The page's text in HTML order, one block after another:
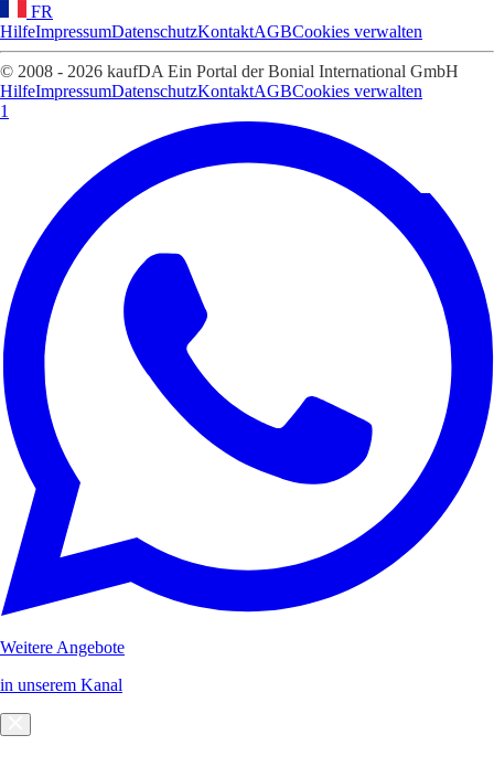
FR
HilfeImpressumDatenschutzKontaktAGBCookies verwalten
© 2008 - 2026 kaufDA Ein Portal der Bonial International GmbH
HilfeImpressumDatenschutzKontaktAGBCookies verwalten
1
Weitere Angebote
in unserem Kanal